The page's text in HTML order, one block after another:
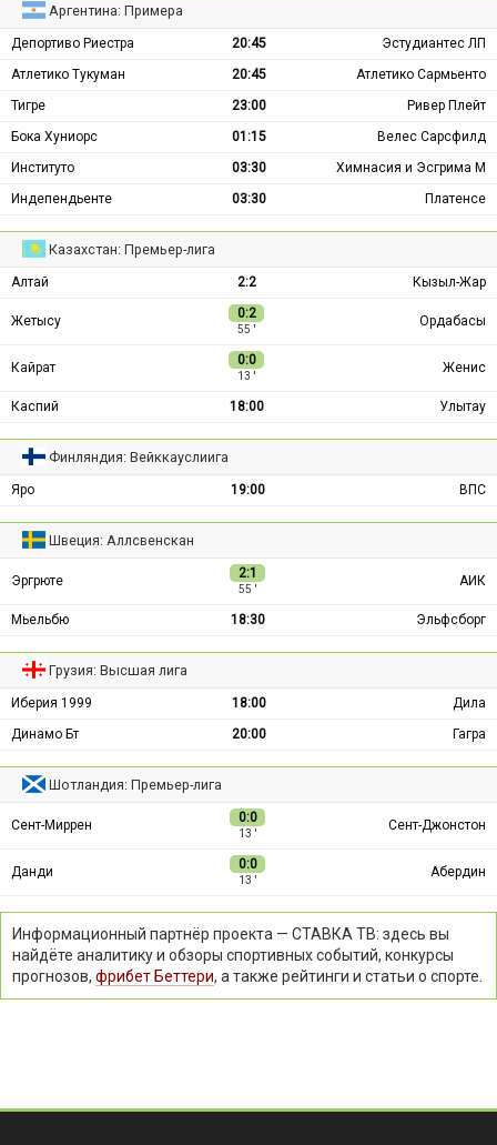
Аргентина: Примера
Депортиво Риестра 20:45
Эстудиантес ЛП
Атлетико Тукуман
20:45
Атлетико Сармьенто
Тигре
23:00
Ривер Плейт
Бока Хуниорс
01:15
Велес Сарсфилд
Институто
03:30
Химнасия и Эсгрима М
Индепендьенте
03:30 Платенсе
Казахстан: Премьер-лига
Алтай 2:2 Кызыл-Жар
Жетысу 0:2
55 ′
Ордабасы
Кайрат 0:0
13 ′
Женис
Каспий 18:00 Улытау
Финляндия: Вейккауслиига
Яро 19:00 ВПС
Швеция: Аллсвенскан
Эргрюте 2:1
55 ′
АИК
Мьельбю 18:30 Эльфсборг
Грузия: Высшая лига
Иберия 1999 18:00
Дила
Динамо Бт
20:00 Гагра
Шотландия: Премьер-лига
Сент-Миррен 0:0
13 ′
Сент-Джонстон
Данди 0:0
13 ′
Абердин
Информационный партнёр проекта — СТАВКА ТВ: здесь вы
найдёте аналитику и обзоры спортивных событий, конкурсы
прогнозов, фрибет Беттери, а также рейтинги и статьи о спорте.